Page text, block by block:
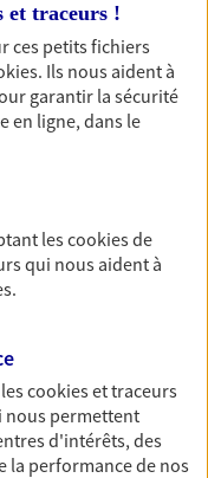
de la Vie
en herbe
à l'abri d'un
vie et vos
la Vie
avec votre
Un contrat
matériels pro,
votre
et traceurs !
ces petits fichiers
. Ils nous aident à
garantir la sécurité
en ligne, dans le
lescookiesde
qui nous aident à
cookies et traceurs
nous permettent
d'intérêts, des
la performance de nos